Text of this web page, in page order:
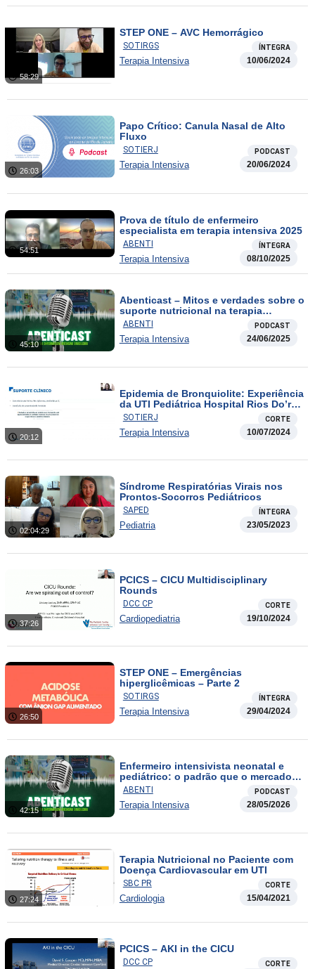
58:29
STEP ONE – AVC Hemorrágico
SOTIRGS ÍNTEGRA
Terapia Intensiva 10/06/2024
26:03
Papo Crítico: Canula Nasal de Alto
Fluxo
SOTIERJ PODCAST
Terapia Intensiva 20/06/2024
54:51
Prova de título de enfermeiro
especialista em terapia intensiva 2025
ABENTI ÍNTEGRA
Terapia Intensiva 08/10/2025
45:10
Abenticast – Mitos e verdades sobre o
suporte nutricional na terapia
intensiva
ABENTI PODCAST
Terapia Intensiva 24/06/2025
20:12
Epidemia de Bronquiolite: Experiência
da UTI Pediátrica Hospital Rios Do’r
em 2024
SOTIERJ CORTE
Terapia Intensiva 10/07/2024
02:04:29
Síndrome Respiratórias Virais nos
Prontos-Socorros Pediátricos
SAPED ÍNTEGRA
Pediatria 23/05/2023
37:26
PCICS – CICU Multidisciplinary
Rounds
DCC CP CORTE
Cardiopediatria 19/10/2024
26:50
STEP ONE – Emergências
hiperglicêmicas – Parte 2
SOTIRGS ÍNTEGRA
Terapia Intensiva 29/04/2024
42:15
Enfermeiro intensivista neonatal e
pediátrico: o padrão que o mercado
exige e ninguém te conta
ABENTI PODCAST
Terapia Intensiva 28/05/2026
27:24
Terapia Nutricional no Paciente com
Doença Cardiovascular em UTI
SBC PR CORTE
Cardiologia 15/04/2021
PCICS – AKI in the CICU
DCC CP CORTE